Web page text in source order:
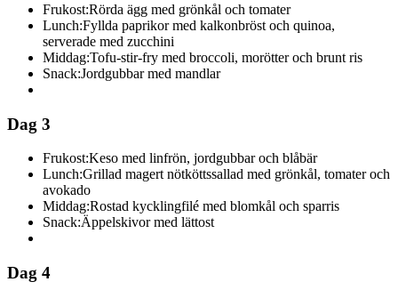
Frukost:Rörda ägg med grönkål och tomater
Lunch:Fyllda paprikor med kalkonbröst och quinoa,
serverade med zucchini
Middag:Tofu-stir-fry med broccoli, morötter och brunt ris
Snack:Jordgubbar med mandlar
Dag 3
Frukost:Keso med linfrön, jordgubbar och blåbär
Lunch:Grillad magert nötköttssallad med grönkål, tomater och
avokado
Middag:Rostad kycklingfilé med blomkål och sparris
Snack:Äppelskivor med lättost
Dag 4